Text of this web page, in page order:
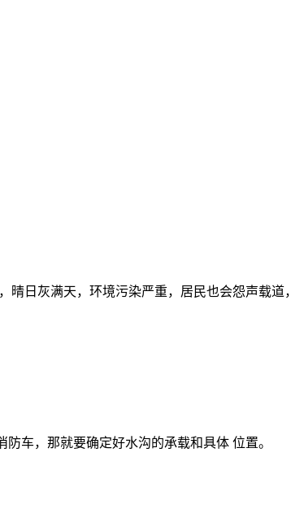
日灰满天，环境污染严重，居民也会怨声载道，
车，那就要确定好水沟的承载和具体 位置。